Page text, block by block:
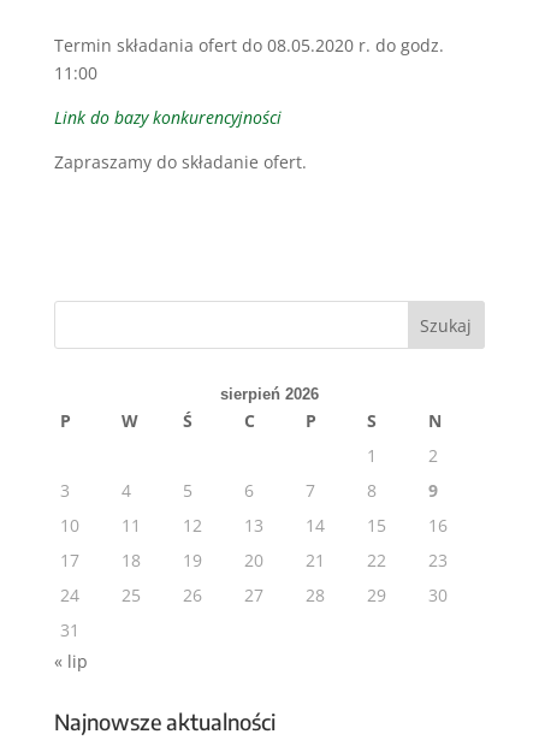
Termin składania ofert do 08.05.2020 r. do godz.
11:00
Link do bazy konkurencyjności
Zapraszamy do składanie ofert.
Szukaj
sierpień 2026
P W Ś C P S
N
1
2
3
4 5 6 7 8
9
10
11 12 13 14 15
16
17
18 19 20 21 22
23
24
25 26 27 28 29
30
31
« lip
Najnowsze aktualności